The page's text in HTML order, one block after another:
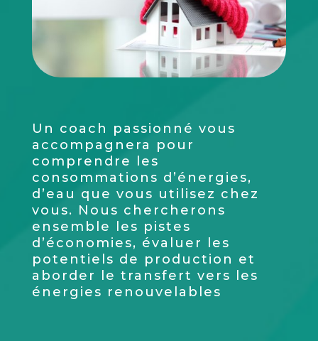
Un coach passionné vous
accompagnera pour
comprendre les
consommations d’énergies,
d’eau que vous utilisez chez
vous. Nous chercherons
ensemble les pistes
d’économies, évaluer les
potentiels de production et
aborder le transfert vers les
énergies renouvelables